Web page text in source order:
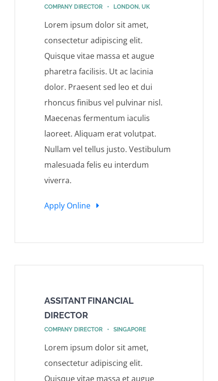
COMPANY DIRECTOR • LONDON, UK
Lorem ipsum dolor sit amet,
consectetur adipiscing elit.
Quisque vitae massa et augue
pharetra facilisis. Ut ac lacinia
dolor. Praesent sed leo et dui
rhoncus finibus vel pulvinar nisl.
Maecenas fermentum iaculis
laoreet. Aliquam erat volutpat.
Nullam vel tellus justo. Vestibulum
malesuada felis eu interdum
viverra.
Apply Online
ASSITANT FINANCIAL
DIRECTOR
COMPANY DIRECTOR • SINGAPORE
Lorem ipsum dolor sit amet,
consectetur adipiscing elit.
Quisque vitae massa et augue